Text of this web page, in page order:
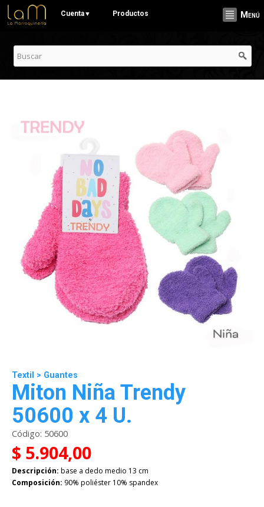
contenido
Cuenta▼ Productos Menú
Textil > Guantes
Miton Niña Trendy
50600 x 4 U.
Código: 50600
$ 5.904,00
Descripción: base a dedo medio 13 cm
Composición: 90% poliéster 10% spandex